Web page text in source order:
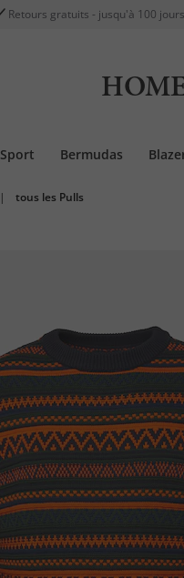
Retours gratuits - jusqu'à 100 jours
Sport Bermudas
| tous les Pulls